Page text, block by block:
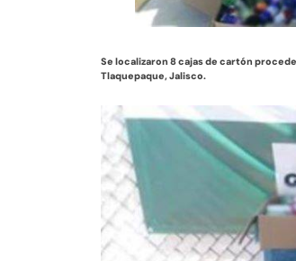
Se localizaron 8 cajas de cartón
Tlaquepaque, Jalisco.